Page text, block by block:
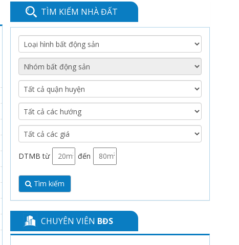
TÌM KIẾM NHÀ ĐẤT
DTMB từ đến
Tìm kiếm
CHUYÊN VIÊN BĐS